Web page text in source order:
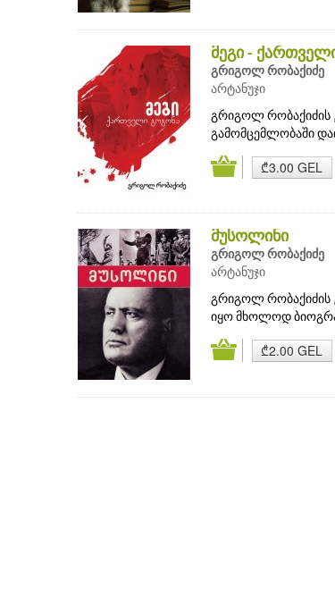
მეგი -
გრიგოლ რობაქიძე
არტანუჯი
გრიგოლ რობაქიძის
გამომცემლობაში
₾3.00 GEL
მუსოლინი
გრიგოლ რობაქიძე
არტანუჯი
გრიგოლ რობაქიძის
იყო მხოლოდ
₾2.00 GEL